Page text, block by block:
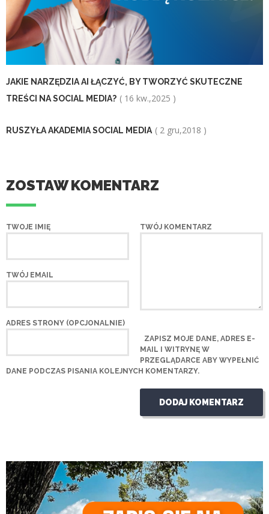
JAKIE NARZĘDZIA AI ŁĄCZYĆ, BY TWORZYĆ SKUTECZNE
TREŚCI NA SOCIAL MEDIA? ( 16 kw.,2025 )
RUSZYŁA AKADEMIA SOCIAL MEDIA ( 2 gru,2018 )
ZOSTAW KOMENTARZ
TWÓJ KOMENTARZ
TWOJE IMIĘ
TWÓJ EMAIL
ADRES STRONY (OPCJONALNIE)
ZAPISZ MOJE DANE, ADRES E-
MAIL I WITRYNĘ W
PRZEGLĄDARCE ABY WYPEŁNIĆ
DANE PODCZAS PISANIA KOLEJNYCH KOMENTARZY.